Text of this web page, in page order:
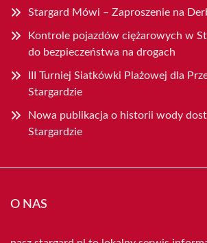
Stargard Mówi – Zaproszenie na
Kontrole pojazdów ciężarowych w
do bezpieczeństwa na drogach
III Turniej Siatkówki Plażowej dla
Stargardzie
Nowa publikacja o historii wody
Stargardzie
O NAS